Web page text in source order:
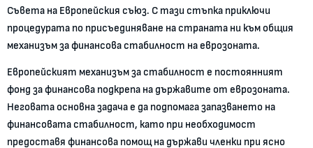
Съвета на Европейския съюз. С тази стъпка приключи
процедурата по присъединяване на страната ни към общия
механизъм за финансова стабилност на еврозоната.
Европейският механизъм за стабилност е постоянният
фонд за финансова подкрепа на държавите от еврозоната.
Неговата основна задача е да подпомага запазването на
финансовата стабилност, като при необходимост
предоставя финансова помощ на държави членки при ясно